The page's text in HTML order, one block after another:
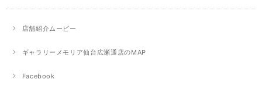
店舗紹介ムービー
ギャラリーメモリア仙台広瀬通店のMAP
Facebook